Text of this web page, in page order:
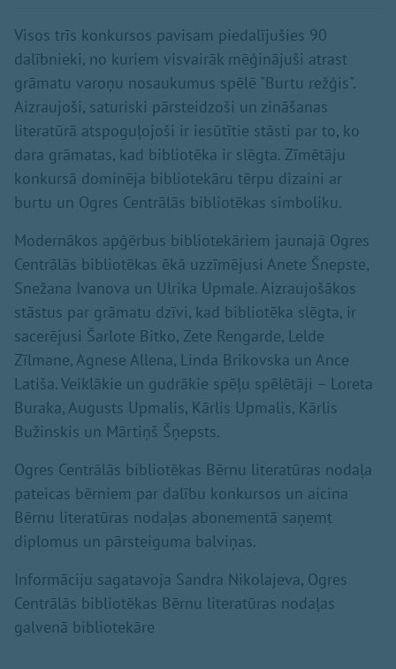
Visos trīs konkursos pavisam piedalījušies 90
dalībnieki, no kuriem visvairāk mēģinājuši atrast
grāmatu varoņu nosaukumus spēlē "Burtu režģis".
Aizraujoši, saturiski pārsteidzoši un zināšanas
literatūrā atspoguļojoši ir iesūtītie stāsti par to, ko
dara grāmatas, kad bibliotēka ir slēgta. Zīmētāju
konkursā dominēja bibliotekāru tērpu dizaini ar
burtu un Ogres Centrālās bibliotēkas simboliku.
Modernākos apģērbus bibliotekāriem jaunajā Ogres
Centrālās bibliotēkas ēkā uzzīmējusi Anete Šnepste,
Snežana Ivanova un Ulrika Upmale. Aizraujošākos
stāstus par grāmatu dzīvi, kad bibliotēka slēgta, ir
sacerējusi Šarlote Bitko, Zete Rengarde, Lelde
Zīlmane, Agnese Allena, Linda Brikovska un Ance
Latiša. Veiklākie un gudrākie spēļu spēlētāji – Loreta
Buraka, Augusts Upmalis, Kārlis Upmalis, Kārlis
Bužinskis un Mārtiņš Šņepsts.
Ogres Centrālās bibliotēkas Bērnu literatūras nodaļa
pateicas bērniem par dalību konkursos un aicina
Bērnu literatūras nodaļas abonementā saņemt
diplomus un pārsteiguma balviņas.
Informāciju sagatavoja Sandra Nikolajeva, Ogres
Centrālās bibliotēkas Bērnu literatūras nodaļas
galvenā bibliotekāre